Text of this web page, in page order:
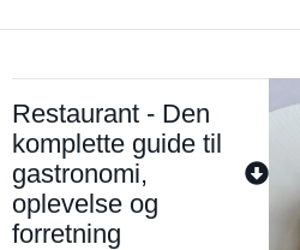
Restaurant - Den
komplette guide til
gastronomi,
oplevelse og
forretning